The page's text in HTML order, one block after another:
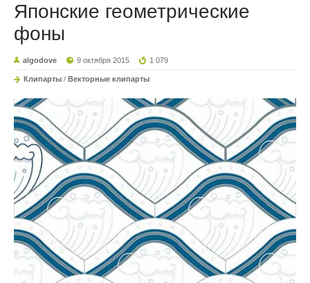
Японские геометрические
фоны
algodove 9 октября 2015 1 079
Клипарты / Векторные клипарты